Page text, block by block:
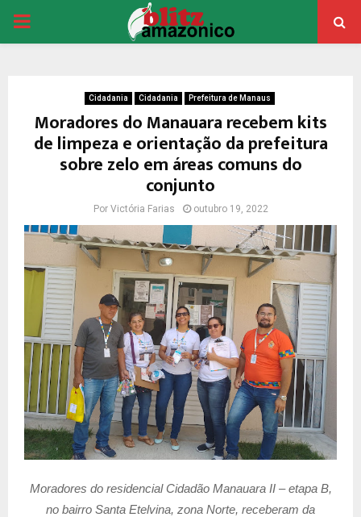
PRIMARY
Cidadania Cidadania Prefeitura de Manaus
Moradores do Manauara recebem kits
de limpeza e orientação da prefeitura
sobre zelo em áreas comuns do
conjunto
Por Victória Farias outubro 19, 2022
Moradores do residencial Cidadão Manauara II – etapa B,
no bairro Santa Etelvina, zona Norte, receberam da